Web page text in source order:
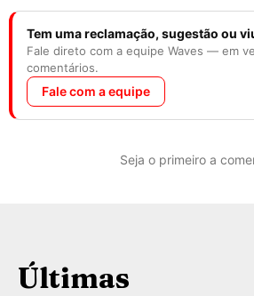
Tem uma reclamação, sugestão ou
Fale direto com a equipe Waves — em
comentários.
Fale com a equipe
Seja o primeiro a
Últimas